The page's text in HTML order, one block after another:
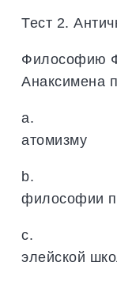
Тест 2.
Философию
Анаксимена
a.
атомизму
b.
философии
c.
элейской